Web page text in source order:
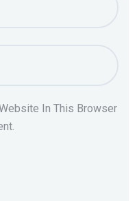
In This Browser